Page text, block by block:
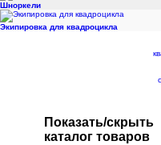
Шноркели
Экипировка для квадроцикла
Показать/скрыть
каталог товаров